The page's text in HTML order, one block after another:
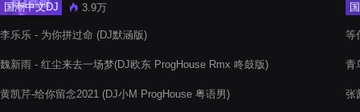
国潮中文DJ 3.9万
李乐乐 - 为你拼过命 (DJ默涵版)
魏新雨 - 红尘来去一场梦(DJ欧东 ProgHouse Rmx 咚鼓版)
黄凯芹-给你留念2021 (DJ小M ProgHouse 粤语男)
等
青
张